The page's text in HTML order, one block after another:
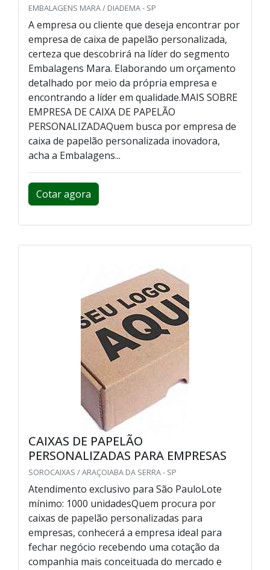
EMBALAGENS MARA / DIADEMA - SP
A empresa ou cliente que deseja encontrar por
empresa de caixa de papelão personalizada,
certeza que descobrirá na líder do segmento
Embalagens Mara. Elaborando um orçamento
detalhado por meio da própria empresa e
encontrando a líder em qualidade.MAIS SOBRE
EMPRESA DE CAIXA DE PAPELÃO
PERSONALIZADAQuem busca por empresa de
caixa de papelão personalizada inovadora,
acha a Embalagens...
Cotar agora
CAIXAS DE PAPELÃO
PERSONALIZADAS PARA EMPRESAS
SOROCAIXAS / ARAÇOIABA DA SERRA - SP
Atendimento exclusivo para São PauloLote
mínimo: 1000 unidadesQuem procura por
caixas de papelão personalizadas para
empresas, conhecerá a empresa ideal para
fechar negócio recebendo uma cotação da
companhia mais conceituada do mercado e